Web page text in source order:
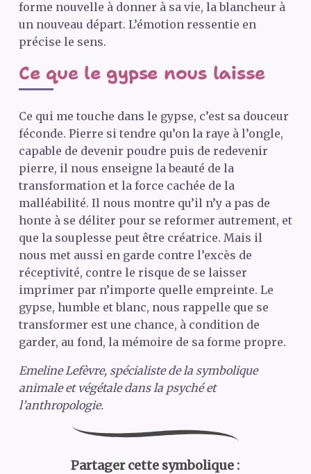
forme nouvelle à donner à sa vie, la blancheur à
un nouveau départ. L’émotion ressentie en
précise le sens.
Ce que le gypse nous laisse
Ce qui me touche dans le gypse, c’est sa douceur
féconde. Pierre si tendre qu’on la raye à l’ongle,
capable de devenir poudre puis de redevenir
pierre, il nous enseigne la beauté de la
transformation et la force cachée de la
malléabilité. Il nous montre qu’il n’y a pas de
honte à se déliter pour se reformer autrement, et
que la souplesse peut être créatrice. Mais il
nous met aussi en garde contre l’excès de
réceptivité, contre le risque de se laisser
imprimer par n’importe quelle empreinte. Le
gypse, humble et blanc, nous rappelle que se
transformer est une chance, à condition de
garder, au fond, la mémoire de sa forme propre.
Emeline Lefèvre, spécialiste de la symbolique
animale et végétale dans la psyché et
l’anthropologie.
Partager cette symbolique :